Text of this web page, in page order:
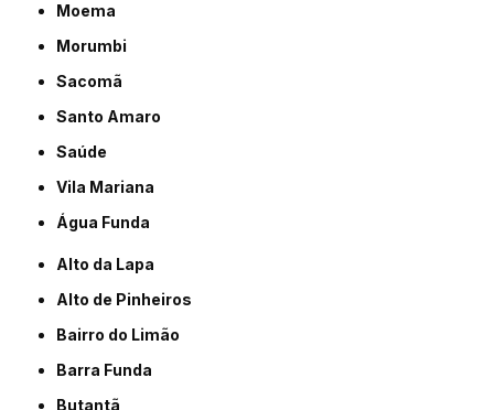
Moema
Morumbi
Sacomã
Santo Amaro
Saúde
Vila Mariana
Água Funda
Alto da Lapa
Alto de Pinheiros
Bairro do Limão
Barra Funda
Butantã